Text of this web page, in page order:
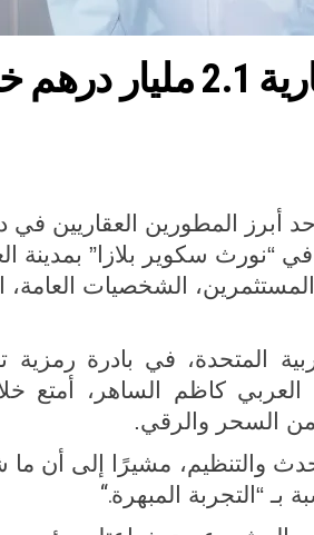
“بن غاطي” تطلق “بن غاطي فلير” في دبي بقيمة استثمارية
أطلقت شركة “بن غاطي”، أحد أبرز المطورين العقاريين
سكوير بلازا” بمدينة
الشخصيات العامة،
المتحدة، في بادرة
العربي كاظم الساهر، أمتع
السحر والرقي.
والتنظيم، مشيرًا إلى أن
بـ “التجربة المبهرة“.